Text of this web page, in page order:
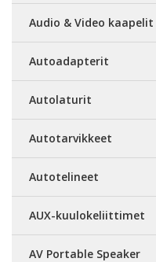
Audio & Video kaapelit
Autoadapterit
Autolaturit
Autotarvikkeet
Autotelineet
AUX-kuulokeliittimet
AV Portable Speaker